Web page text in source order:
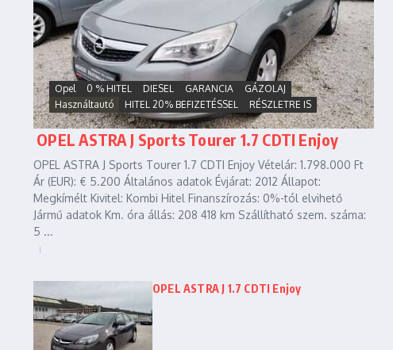
Opel 0 % HITEL DIESEL GARANCIA
GÁZOLAJ
Használtautó
HITEL 20% BEFIZETÉSSEL RÉSZLETRE IS
OPEL ASTRA J Sports Tourer 1.7 CDTI Enjoy
OPEL ASTRA J Sports Tourer 1.7 CDTI Enjoy Vételár: 1.798.000 Ft
Ár (EUR): € 5.200 Általános adatok Évjárat: 2012 Állapot:
Megkímélt Kivitel: Kombi Hitel Finanszírozás: 0%-tól elvihető
Jármű adatok Km. óra állás: 208 418 km Szállítható szem. száma:
5 ...
OPEL ASTRA J 1.7 CDTI Enjoy